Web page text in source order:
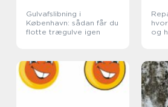
Gulvafslibning i
København: sådan får du
flotte trægulve igen
og